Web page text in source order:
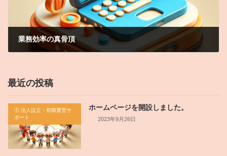
業務効率の真骨頂
最近の投稿
① 法人設立・初期運営サ
ポート
ホームページを開設しました。
2023年9月26日